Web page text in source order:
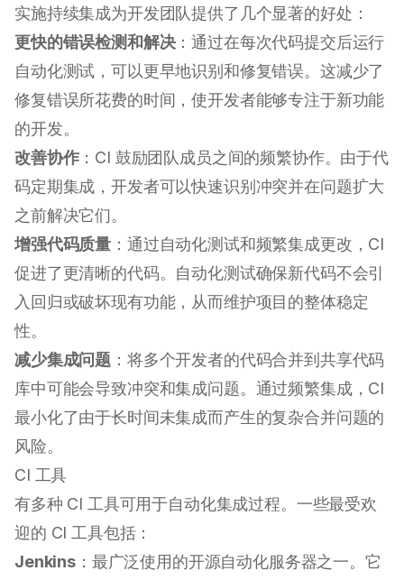
实施持续集成为开发团队提供了几个显著的好处：
更快的错误检测和解决：通过在每次代码提交后运行
自动化测试，可以更早地识别和修复错误。这减少了
修复错误所花费的时间，使开发者能够专注于新功能
的开发。
改善协作：CI 鼓励团队成员之间的频繁协作。由于代
码定期集成，开发者可以快速识别冲突并在问题扩大
之前解决它们。
增强代码质量 ：通过自动化测试和频繁集成更改，CI
促进了更清晰的代码。自动化测试确保新代码不会引
入回归或破坏现有功能，从而维护项目的整体稳定
性。
减少集成问题 ：将多个开发者的代码合并到共享代码
库中可能会导致冲突和集成问题。通过频繁集成，CI
最小化了由于长时间未集成而产生的复杂合并问题的
风险。
CI 工具
有多种 CI 工具可用于自动化集成过程。一些最受欢
迎的 CI 工具包括：
Jenkins：最广泛使用的开源自动化服务器之一。它